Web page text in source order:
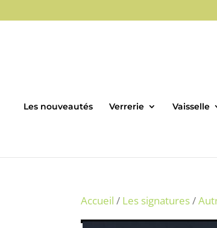
Les nouveautés Verrerie Vaisselle
Accueil / Les signatures/